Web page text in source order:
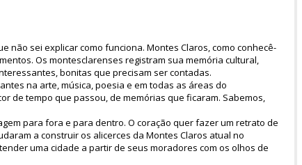
não sei explicar como funciona. Montes Claros, como conhecê-
Os montesclarenses registram sua memória cultural,
bonitas que precisam ser contadas.
na arte, música, poesia e em todas as áreas do
de tempo que passou, de memórias que ficaram. Sabemos,
para fora e para dentro. O coração quer fazer um retrato de
a construir os alicerces da Montes Claros atual no
uma cidade a partir de seus moradores com os olhos de